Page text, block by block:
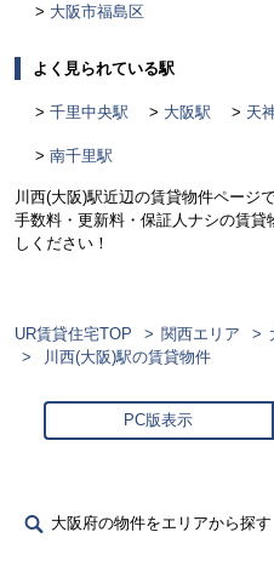
大阪市福島区
よく見られている駅
千里中央駅 大阪駅 天
南千里駅
川西(大阪)駅近辺の賃貸物件ページ
手数料・更新料・保証人ナシの賃
しください！
UR賃貸住宅TOP 関西エリア
川西(大阪)駅の賃貸物件
PC版表示
大阪府の物件をエリアから探す